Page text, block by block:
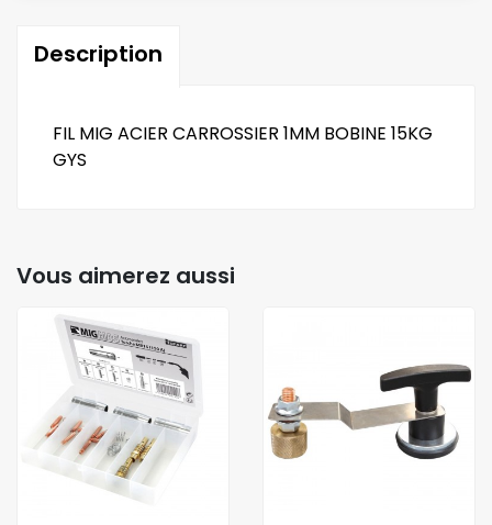
Description
FIL MIG ACIER CARROSSIER 1MM BOBINE 15KG
GYS
Vous aimerez aussi